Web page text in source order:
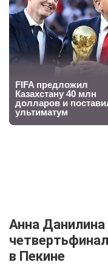
Анна Данилина
в Пекине